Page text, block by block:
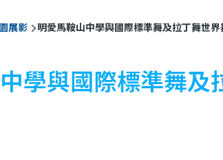
展影 明愛馬鞍山中學與國際標準舞及拉丁舞世
學與國際標準舞及